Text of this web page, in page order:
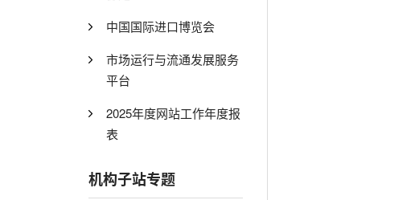
中国国际进口博览会
市场运行与流通发展服务
平台
2025年度网站工作年度报
表
机构子站专题